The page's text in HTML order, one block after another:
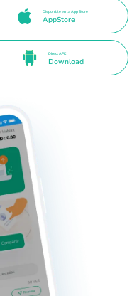
Disponible en la App Store
AppStore
Direct APK
Download